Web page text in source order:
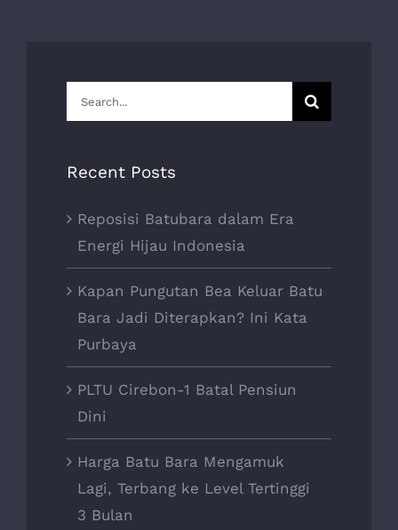
Search
for:
Recent Posts
Reposisi Batubara dalam Era
Energi Hijau Indonesia
Kapan Pungutan Bea Keluar Batu
Bara Jadi Diterapkan? Ini Kata
Purbaya
PLTU Cirebon-1 Batal Pensiun
Dini
Harga Batu Bara Mengamuk
Lagi, Terbang ke Level Tertinggi
3 Bulan